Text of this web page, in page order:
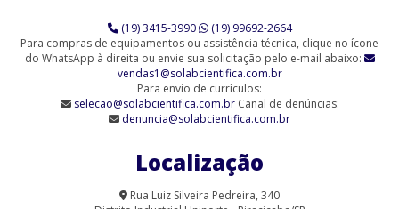
Agitador Magnético Analógico sem Aquecimento (SL-90)
Agitador Magnético Analógico sem Aquecimento - 6 Provas (SL-
(19) 3415-3990
(19) 99692-2664
Para compras de equipamentos ou assistência técnica, clique no ícone
do WhatsApp à direita ou envie sua solicitação pelo e-mail abaixo:
vendas1@solabcientifica.com.br
Para envio de currículos:
selecao@solabcientifica.com.br Canal de denúncias:
denuncia@solabcientifica.com.br
Localização
Rua Luiz Silveira Pedreira, 340